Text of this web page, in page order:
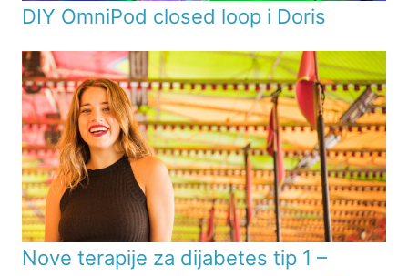
DIY OmniPod closed loop i Doris
Nove terapije za dijabetes tip 1 –